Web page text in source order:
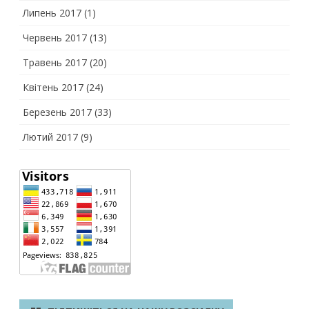
Липень 2017 (1)
Червень 2017 (13)
Травень 2017 (20)
Квітень 2017 (24)
Березень 2017 (33)
Лютий 2017 (9)